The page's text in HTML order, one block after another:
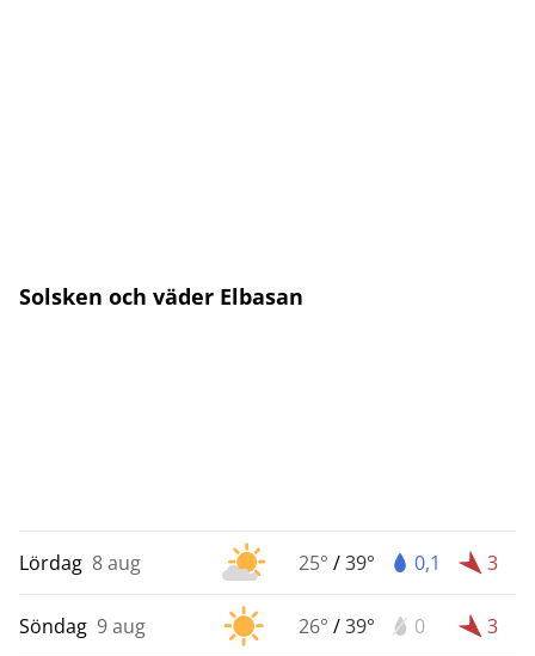
Solsken och väder Elbasan
Lördag 8 aug 25° /39° 0,1 3
Söndag 9 aug 26° /39° 0 3